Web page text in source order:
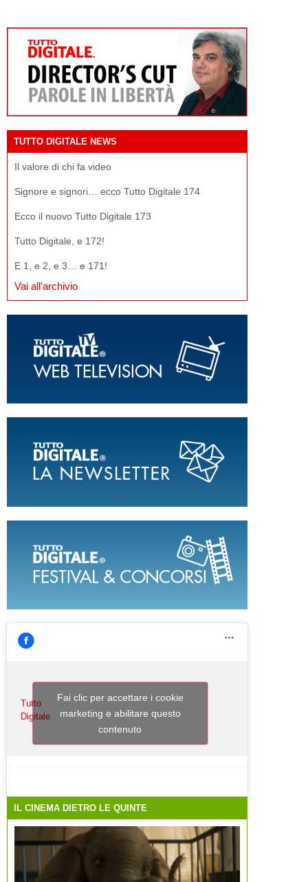
TUTTO DIGITALE NEWS
Il valore di chi fa video
Signore e signori… ecco Tutto Digitale 174
Ecco il nuovo Tutto Digitale 173
Tutto Digitale, e 172!
E 1, e 2, e 3… e 171!
Vai all'archivio
Tutto
Digitale
Fai clic per accettare i cookie
marketing e abilitare questo
contenuto
IL CINEMA DIETRO LE QUINTE